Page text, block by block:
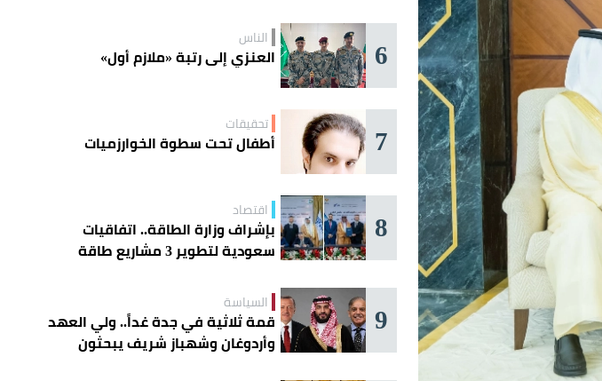
6 الناس
العنزي إلى رتبة «ملازم أول»
7 تحقيقات
أطفال تحت سطوة الخوارزميات
8 اقتصاد
بإشراف وزارة الطاقة.. اتفاقيات
سعودية لتطوير 3 مشاريع طاقة
9 السياسة
قمة ثلاثية في جدة غداً.. ولي العهد
وأردوغان وشهباز شريف يبحثون